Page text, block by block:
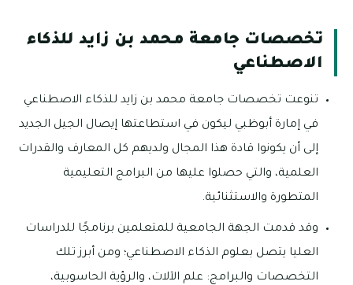
تخصصات جامعة محمد بن زايد للذكاء
الاصطناعي
تنوعت تخصصات جامعة محمد بن زايد للذكاء الاصطناعي
في إمارة أبوظبي ليكون في استطاعتها إيصال الجيل الجديد
إلى أن يكونوا قادة هذا المجال ولديهم كل المعارف والقدرات
العلمية، والتي حصلوا عليها من البرامج التعليمية
المتطورة والاستثنائية.
وقد قدمت الجهة الجامعية للمتعلمين برنامجًا للدراسات
العليا يتصل بعلوم الذكاء الاصطناعي؛ ومن أبرز تلك
التخصصات والبرامج: علم الآلات، والرؤية الحاسوبية،